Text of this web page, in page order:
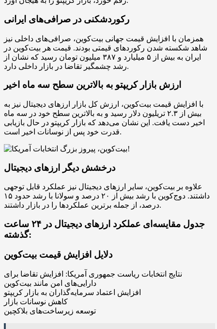
رکوردشکنی در صرافی‌های ایرانی
همزمان با افزایش قیمت جهانی بیت‌کوین، صرافی‌های داخلی نیز
شاهد شکسته شدن رکوردهای قیمتی بودند. قیمت هر بیت‌کوین در
ایران به بیش از ۵ میلیارد و ۳۸۷ میلیون تومان رسید که نشان از
رشد چشمگیر تقاضا در بازار داخلی دارد.
ارزش بازار کریپتو به بالاترین سطح سه ماه اخیر
با افزایش قیمت بیت‌کوین، ارزش کل بازار ارزهای دیجیتال نیز به
بیش از ۲.۳ تریلیون دلار رسید و به بالاترین سطح خود در سه ماه
اخیر دست یافت. این نشان می‌دهد که بازار کریپتو در حال بازیابی
قدرت خود پس از نوسانات اخیر است.
درخشش دیگر ارزهای دیجیتال
علاوه بر بیت‌کوین، سایر ارزهای دیجیتال نیز عملکرد قابل توجهی
داشتند. دوج‌کوین با رشد بیش از ۲۰ درصد و سولانا با رشد حدود ۱۵
درصد، از جمله برترین عملکردها را در بازار داشتند.
جدول مقایسه‌ای عملکرد ارزهای دیجیتال در ۲۴ ساعت
گذشته:
دلایل افزایش قیمت بیت‌کوین
نتایج انتخابات ریاست جمهوری آمریکا: افزایش تقاضا برای
دارایی‌های امن مانند بیت‌کوین
افزایش اعتماد سرمایه‌گذاران به بازار کریپتو
کاهش نوسانات بازار
توسعه زیرساخت‌های بلاکچین